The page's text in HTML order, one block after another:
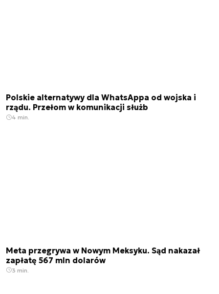
Polskie alternatywy dla WhatsAppa od wojska i
rządu. Przełom w komunikacji służb
4 min.
Meta przegrywa w Nowym Meksyku. Sąd nakazał
zapłatę 567 mln dolarów
3 min.